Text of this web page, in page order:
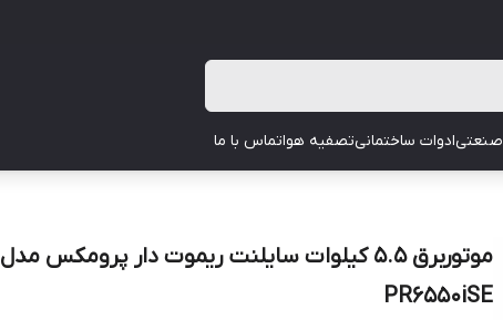
صنعتیادوات ساختمانیتصفیه هواتماس با ما
موتوربرق 5.5 کیلوات سایلنت ریموت دار پرومکس مدل
PR6550iSE